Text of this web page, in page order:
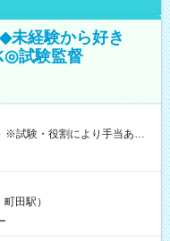
未経験から好き
試験監督
（前払い）オプションあ
1週間ほどで給与の一部を受け
（休憩1時間） 時給1,300円
日の役割により時給＋100
（休憩なし） 時給1,300
円＋交通費 【試用期
田駅）